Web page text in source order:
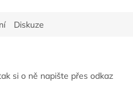
Diskuze
si o ně napište přes odkaz